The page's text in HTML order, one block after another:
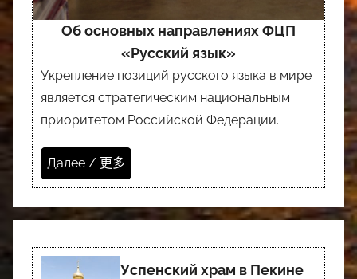
Об основных направлениях ФЦП
«Русский язык»
Укрепление позиций русского языка в мире
является стратегическим национальным
приоритетом Российской Федерации.
Далее / 更多
Успенский храм в Пекине